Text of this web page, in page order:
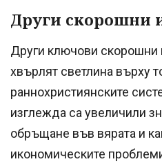
Други скорошни
Други ключови скорошни
хвърлят светлина върху
раннохристиянските
изглежда са увеличили
обръщане във вярата и
икономическите